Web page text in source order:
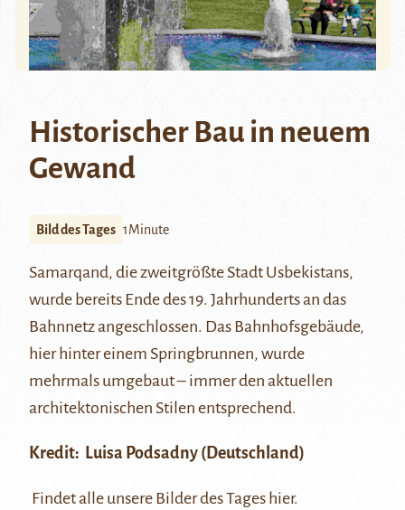
Historischer Bau in neuem
Gewand
Bild des Tages 1Minute
Samarqand, die zweitgrößte Stadt Usbekistans,
wurde bereits Ende des 19. Jahrhunderts an das
Bahnnetz angeschlossen. Das Bahnhofsgebäude,
hier hinter einem Springbrunnen, wurde
mehrmals umgebaut – immer den aktuellen
architektonischen Stilen entsprechend.
Kredit: Luisa Podsadny (Deutschland)
Findet alle unsere Bilder des Tages hier.